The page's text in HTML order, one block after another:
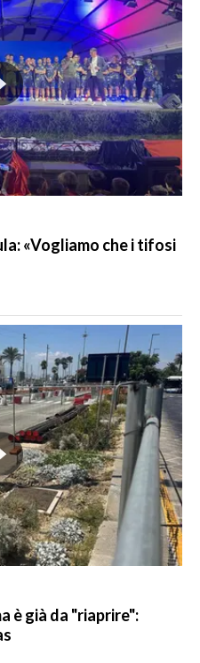
«Vogliamo che i tifosi
è già da "riaprire":